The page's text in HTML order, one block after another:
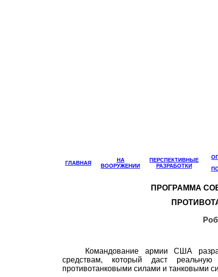
ГЛАВНАЯ
НА
ВООРУЖЕНИИ
ПЕРСПЕКТИВНЫЕ
РАЗРАБОТКИ
ПРОГРАММА
Командование армии США
средствам, который даст
противотанковыми силами и танко­выми